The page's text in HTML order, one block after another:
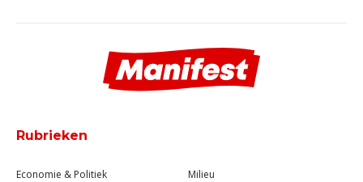
Rubrieken
Economie & Politiek
Milieu